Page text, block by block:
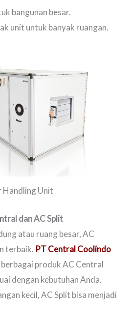
bangunan besar.
unit untuk banyak ruangan.
Handling Unit
dan AC Split
atau ruang besar, AC
terbaik. PT Central Coolindo
produk AC Central
dengan kebutuhan Anda.
kecil, AC Split bisa menjadi